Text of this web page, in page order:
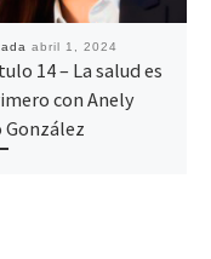
abril 1, 2024
14 – La salud es
con Anely
González